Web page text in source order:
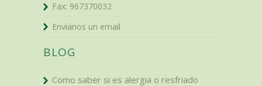
Fax: 967370032
Envíanos un email
BLOG
Como saber si es alergia o resfriado